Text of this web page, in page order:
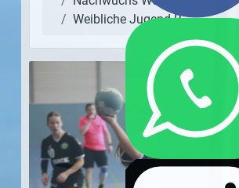
Weibliche Jugend B